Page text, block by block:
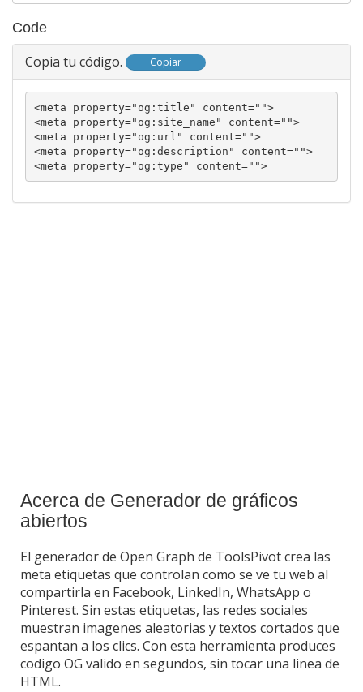
Code
Copia tu código. Copiar
<meta property="og:title" content=" ">
<meta property="og:site_name" content=" ">
<meta property="og:url" content=" ">
<meta property="og:description" content=" ">
<meta property="og:type" content=" ">
Acerca de Generador de gráficos
abiertos
El generador de Open Graph de ToolsPivot crea las
meta etiquetas que controlan como se ve tu web al
compartirla en Facebook, LinkedIn, WhatsApp o
Pinterest. Sin estas etiquetas, las redes sociales
muestran imagenes aleatorias y textos cortados que
espantan a los clics. Con esta herramienta produces
codigo OG valido en segundos, sin tocar una linea de
HTML.